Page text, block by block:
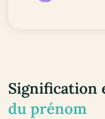
Signification
du prénom